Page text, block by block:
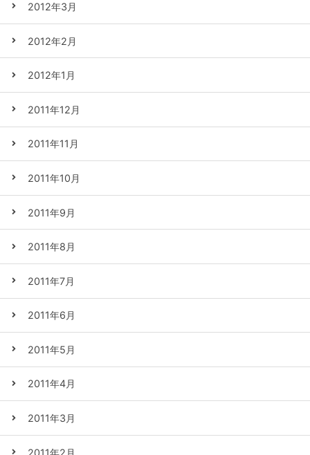
2012年3月
2012年2月
2012年1月
2011年12月
2011年11月
2011年10月
2011年9月
2011年8月
2011年7月
2011年6月
2011年5月
2011年4月
2011年3月
2011年2月